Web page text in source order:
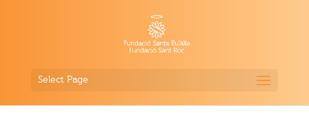
Select Page